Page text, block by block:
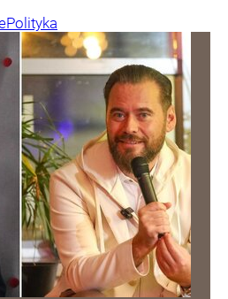
Polityka